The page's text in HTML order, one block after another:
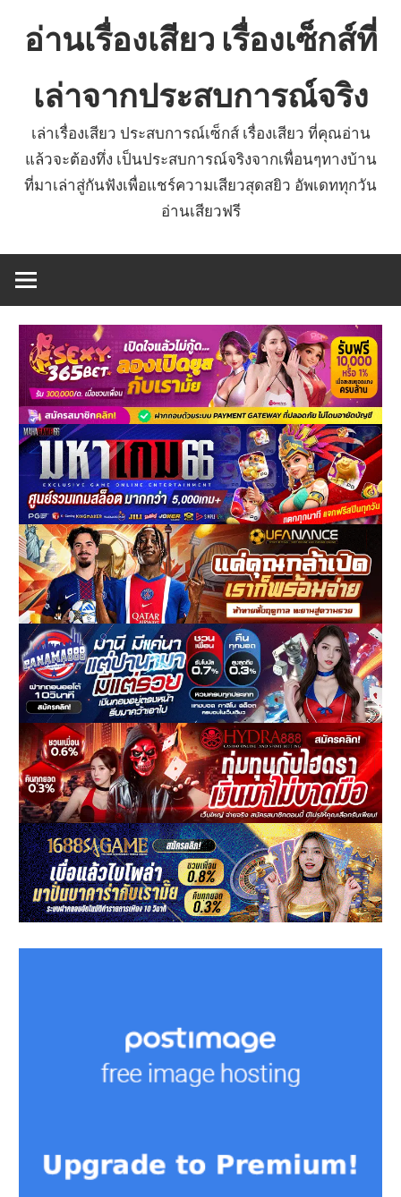
อ่านเรื่องเสียว เรื่องเซ็กส์ที่
เล่าจากประสบการณ์จริง
เล่าเรื่องเสียว ประสบการณ์เซ็กส์ เรื่องเสียว ที่คุณอ่าน
แล้วจะต้องทึ่ง เป็นประสบการณ์จริงจากเพื่อนๆทางบ้าน
ที่มาเล่าสู่กันฟังเพื่อแชร์ความเสียวสุดสยิว อัพเดททุกวัน
อ่านเสียวฟรี